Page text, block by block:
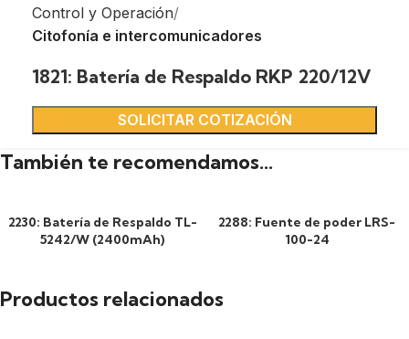
Control y Operación
Citofonía e intercomunicadores
1821: Batería de Respaldo RKP 220/12V
SOLICITAR COTIZACIÓN
También te recomendamos…
2230: Batería de Respaldo TL-
5242/W (2400mAh)
2288: Fuente de poder LRS-
100-24
Productos relacionados